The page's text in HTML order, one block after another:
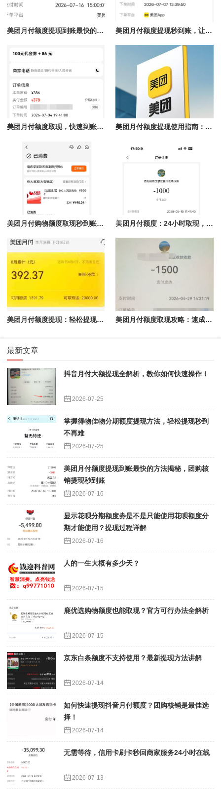
美团月付额度提现到账最快的方法揭秘，团购核销提现秒到账 美团月付额度提现秒到账，让你轻松解决资金难题
美团月付额度取现，快速到账的秘笈！ 美团月付额度提现使用指南：理性认识到账时间与合规操作
美团月付购物额度取现秒到账，轻松享受购物体验 美团月付额度：24小时取现，商家急速回款的最佳选择
美团月付额度提现：轻松提现，省心又省力 美团月付额度取现攻略：速成指南助你轻松提现
最新文章
抖音月付大额提现全解析，教你如何快速操作！
2026-07-25
掌握得物佳物分期额度提现方法，轻松提现秒到
不再难
2026-07-25
美团月付额度提现到账最快的方法揭秘，团购核
销提现秒到账
2026-07-16
显示花呗分期额度劵是不是只能使用花呗额度分
期才能使用？提现过程详解
2026-07-16
人的一生大概有多少天？
2026-07-15
鹿优选购物额度也能取现？官方可行办法全解析
2026-07-15
京东白条额度不支持使用？最新提现方法讲解
2026-07-14
如何快速提现抖音月付额度？团购核销是最佳选
择！
2026-07-14
无需等待，信用卡刷卡秒回商家服务24小时在线
2026-07-13